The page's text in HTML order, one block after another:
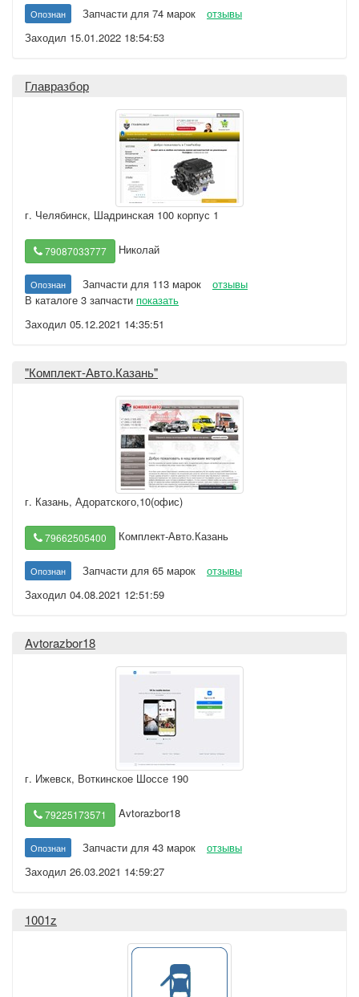
Опознан Запчасти для 74 марок
отзывы
Заходил 15.01.2022 18:54:53
Главразбор
г. Челябинск, Шадринская 100 корпус 1
79087033777 Николай
Опознан Запчасти для 113 марок
отзывы
В каталоге 3 запчасти показать
Заходил 05.12.2021 14:35:51
"Комплект-Авто.Казань"
г. Казань, Адоратского,10(офис)
79662505400 Комплект-Авто.Казань
Опознан Запчасти для 65 марок
отзывы
Заходил 04.08.2021 12:51:59
Avtorazbor18
г. Ижевск, Воткинское Шоссе 190
79225173571 Avtorazbor18
Опознан Запчасти для 43 марок
отзывы
Заходил 26.03.2021 14:59:27
1001z